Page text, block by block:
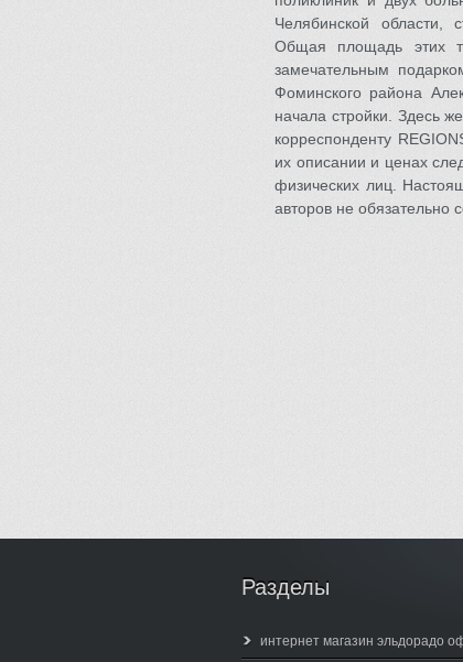
Челябинской области,
Общая площадь этих
замечательным
Фоминского района
начала стройки. Здесь
корреспонденту
их описании и ценах
физических лиц.
авторов не обязательно
Разделы
интернет магазин эльдорадо